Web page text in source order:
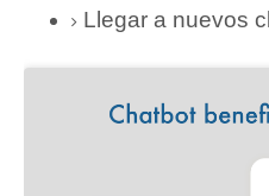
Llegar a nuevos